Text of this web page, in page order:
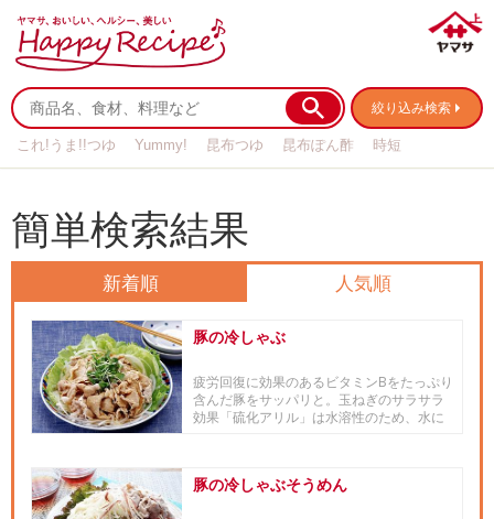
絞り込み検索
これ!うま!!つゆ Yummy! 昆布つゆ 昆布ぽん酢
時短
簡単検索結果
新着順 人気順
豚の冷しゃぶ
疲労回復に効果のあるビタミンBをたっぷり
含んだ豚をサッパリと。玉ねぎのサラサラ
効果「硫化アリル」は水溶性のため、水に
豚の冷しゃぶそうめん